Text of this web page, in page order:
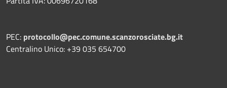
PEC: protocollo@pec.comune.scanzorosciate.bg.it
Centralino Unico: +39 035 654700